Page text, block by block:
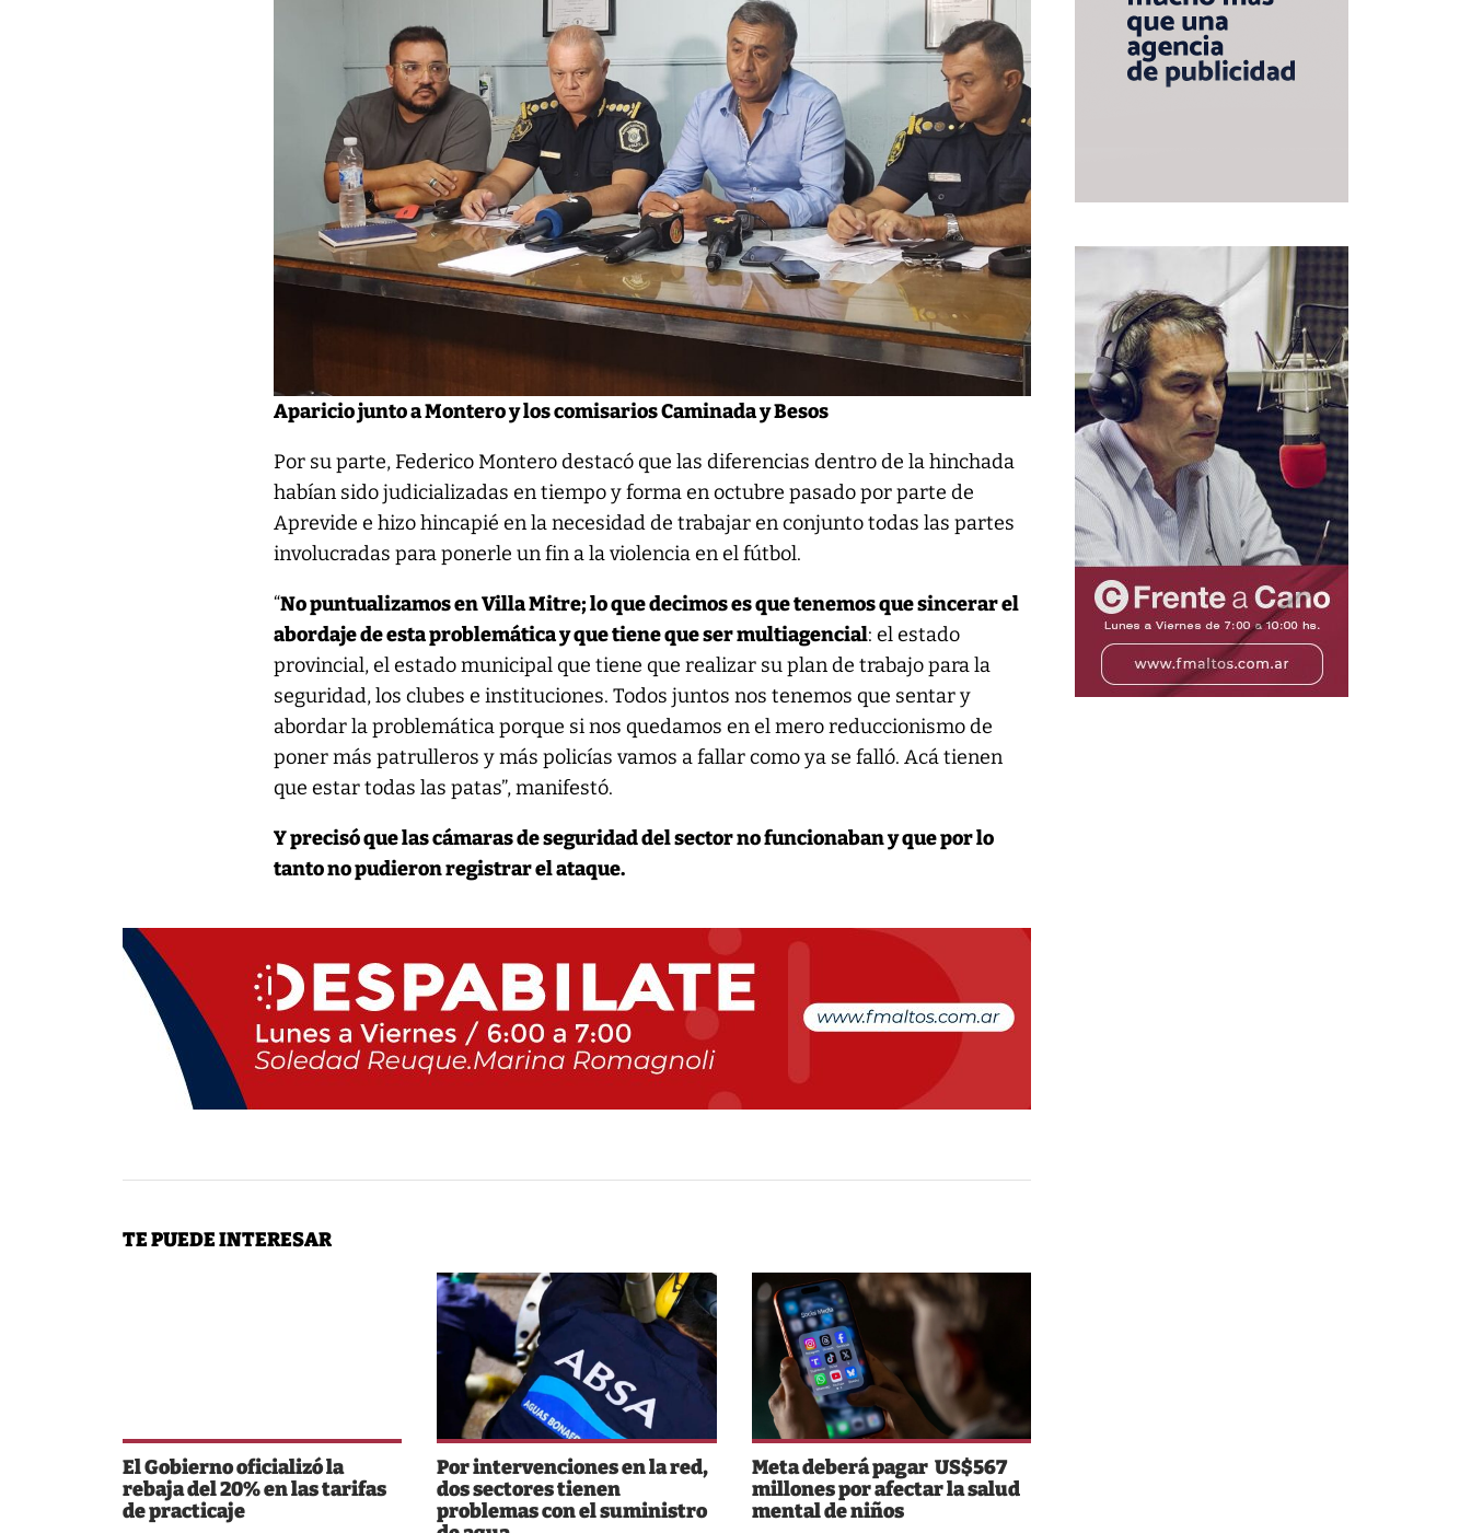
Aparicio junto a Montero y los comisarios Caminada y Besos
Por su parte, Federico Montero destacó que las diferencias dentro de la hinchada
habían sido judicializadas en tiempo y forma en octubre pasado por parte de
Aprevide e hizo hincapié en la necesidad de trabajar en conjunto todas las partes
involucradas para ponerle un fin a la violencia en el fútbol.
“No puntualizamos en Villa Mitre; lo que decimos es que tenemos que sincerar el
abordaje de esta problemática y que tiene que ser multiagencial: el estado
provincial, el estado municipal que tiene que realizar su plan de trabajo para la
seguridad, los clubes e instituciones. Todos juntos nos tenemos que sentar y
abordar la problemática porque si nos quedamos en el mero reduccionismo de
poner más patrulleros y más policías vamos a fallar como ya se falló. Acá tienen
que estar todas las patas”, manifestó.
Y precisó que las cámaras de seguridad del sector no funcionaban y que por lo
tanto no pudieron registrar el ataque.
TE PUEDE INTERESAR
El Gobierno oficializó la
rebaja del 20% en las tarifas
de practicaje
Por intervenciones en la red,
dos sectores tienen
problemas con el suministro
Meta deberá pagar US$567
millones por afectar la salud
mental de niños